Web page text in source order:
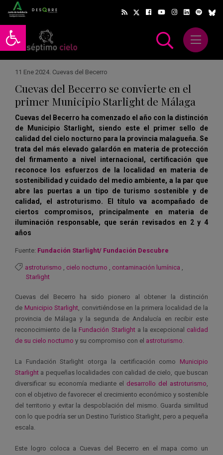
Abrir barra de herramientas
Abrir
11 Ene 2024. Cuevas del Becerro
Cuevas del Becerro se convierte en el
primer Municipio Starlight de Málaga
Cuevas del Becerro ha comenzado el año con la distinción
de Municipio Starlight, siendo este el primer sello de
calidad del cielo nocturno para la provincia malagueña. Se
trata del más elevado galardón en materia de protección
del firmamento a nivel internacional, certificación que
reconoce los esfuerzos de la localidad en materia de
sostenibilidad y cuidado del medio ambiente, a la par que
abre las puertas a un tipo de turismo sostenible y de
calidad, el astroturismo. El título va acompañado de
ciertos compromisos, principalmente en materia de
iluminación responsable, que serán revisados en 2 y 4
años
Fuente: Fundación Starlight/ Fundación Descubre
astroturismo , cielo nocturno , contaminación lumínica ,
Starlight
Cuevas del Becerro ha sido pionero al obtener la distinción
de Municipio Starlight, convirtiéndose en la primera localidad de la
provincia de Málaga y la segunda de Andalucía en recibir este
reconocimiento de la Fundación Starlighta la excepcional calidad
de su cielo nocturno y su compromiso con el astroturismo.
La Fundación Starlight otorga la certificación como Municipio
Starlight a pequeñas localidades con calidad de cielo, que buscan
diversificar su economía mediante el desarrollo del astroturismo,
con el objetivo de favorecer el crecimiento económico y sostenible
del territorio y evitar la despoblación del mismo. Guarda similitud
con lo que podría ser un Destino Turístico Starlight, pero a pequeña
escala.
Este logro coloca a Cuevas del Becerro en el mapa como un